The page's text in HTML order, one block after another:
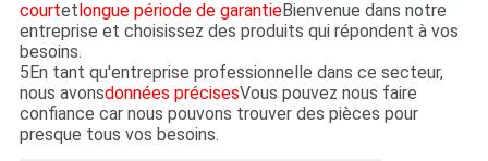
courtet longue période de garantieBienvenue dans notre
entreprise et choisissez des produits qui répondent à vos
besoins.
5En tant qu'entreprise professionnelle dans ce secteur,
nous avonsdonnées précisesVous pouvez nous faire
confiance car nous pouvons trouver des pièces pour
presque tous vos besoins.